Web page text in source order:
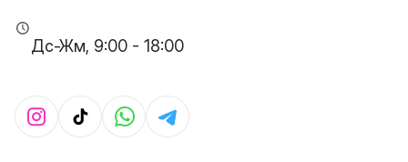
Дс-Жм, 9:00 - 18:00